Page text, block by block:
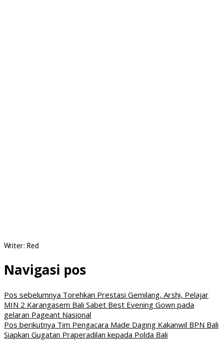
Writer: Red
Navigasi pos
Pos sebelumnya Torehkan Prestasi Gemilang, Arshi, Pelajar
MIN 2 Karangasem Bali Sabet Best Evening Gown pada
gelaran Pageant Nasional
Pos berikutnya Tim Pengacara Made Daging Kakanwil BPN Bali
Siapkan Gugatan Praperadilan kepada Polda Bali